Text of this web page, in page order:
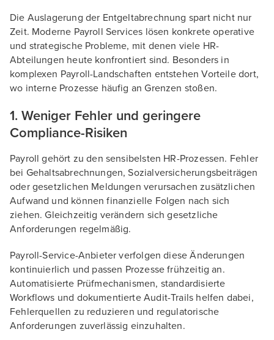
Die Auslagerung der Entgeltabrechnung spart nicht nur
Zeit. Moderne Payroll Services lösen konkrete operative
und strategische Probleme, mit denen viele HR-
Abteilungen heute konfrontiert sind. Besonders in
komplexen Payroll-Landschaften entstehen Vorteile dort,
wo interne Prozesse häufig an Grenzen stoßen.
1. Weniger Fehler und geringere
Compliance-Risiken
Payroll gehört zu den sensibelsten HR-Prozessen. Fehler
bei Gehaltsabrechnungen, Sozialversicherungsbeiträgen
oder gesetzlichen Meldungen verursachen zusätzlichen
Aufwand und können finanzielle Folgen nach sich
ziehen. Gleichzeitig verändern sich gesetzliche
Anforderungen regelmäßig.
Payroll-Service-Anbieter verfolgen diese Änderungen
kontinuierlich und passen Prozesse frühzeitig an.
Automatisierte Prüfmechanismen, standardisierte
Workflows und dokumentierte Audit-Trails helfen dabei,
Fehlerquellen zu reduzieren und regulatorische
Anforderungen zuverlässig einzuhalten.